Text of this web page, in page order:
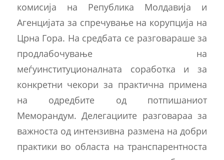
комисија на Република Молдавија и
Агенцијата за спречување на корупција на
Црна Гора. На средбата се разговараше за
продлабочување на
меѓуинституционалната соработка и за
конкретни чекори за практична примена
на одредбите од потпишаниот
Меморандум. Делегациите разговараа за
важноста од интензивна размена на добри
практики во областа на транспарентноста